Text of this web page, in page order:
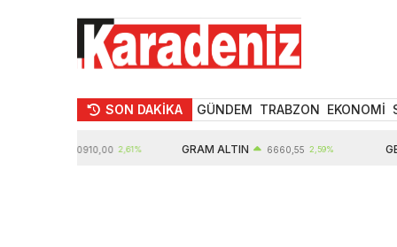
SON DAKİKA GÜNDEM TRABZON EKONOMİ
10910,00 2,61% GRAM ALTIN 6660,55 2,59%